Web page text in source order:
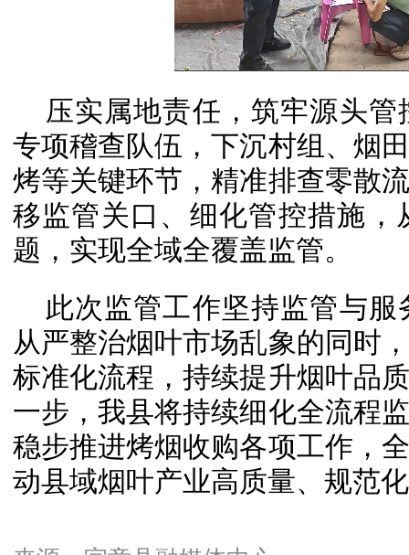
压实属地责任，筑牢源头
专项稽查队伍，下沉村组、烟
烤等关键环节，精准排查零散
移监管关口、细化管控措施
题，实现全域全覆盖监管。
此次监管工作坚持监管与
从严整治烟叶市场乱象的同时
标准化流程，持续提升烟叶品
一步，我县将持续细化全流程
稳步推进烤烟收购各项工作，
动县域烟叶产业高质量、规范